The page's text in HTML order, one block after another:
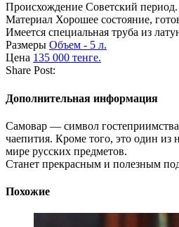
Происхождение Советский период.
Материал Хорошее состояние,
Имеется специальная труба из
Размеры Объем - 5 л.
Цена 135 000 тенге.
Share Post:
Дополнительная информация
Самовар — символ
чаепития. Кроме того, это один из
мире русских предметов.
Станет прекрасным и полезным
Похожие